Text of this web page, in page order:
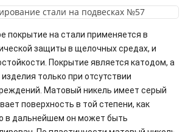
покрытие на стали применяется в
защиты в щелочных средах, и
Покрытие является катодом, а
только при отсутствии
Матовый никель имеет серый
поверхность в той степени, как
в дальнейшем он может быть